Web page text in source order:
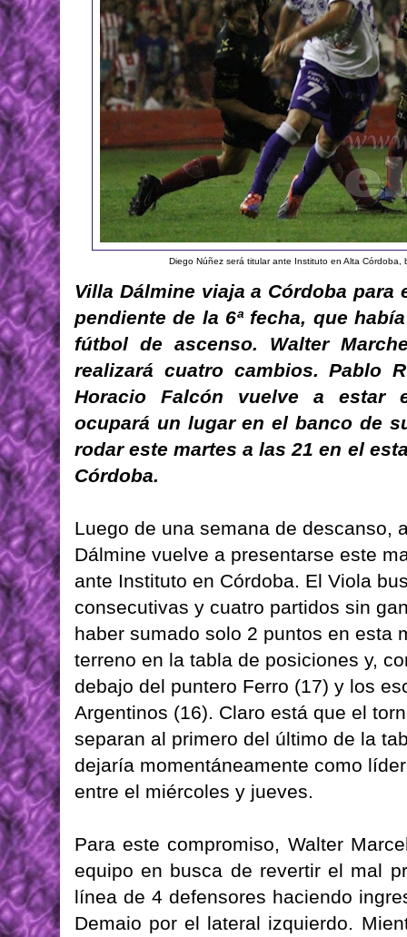
Diego Núñez será titular ante Instituto en Alta
Villa Dálmine viaja a Córdoba
pendiente de la 6ª fecha, que
fútbol de ascenso. Walter
realizará cuatro cambios. Pablo
Horacio Falcón vuelve a estar
ocupará un lugar en el banco de
rodar este martes a las 21 en el
Córdoba.
Luego de una semana de descanso,
Dálmine vuelve a presentarse este
ante Instituto en Córdoba. El Viola
consecutivas y cuatro partidos sin
haber sumado solo 2 puntos en esta
terreno en la tabla de posiciones y,
debajo del puntero Ferro (17) y los
Argentinos (16). Claro está que el
separan al primero del último de la
dejaría momentáneamente como
entre el miércoles y jueves.
Para este compromiso, Walter
equipo en busca de revertir el mal
línea de 4 defensores haciendo
Demaio por el lateral izquierdo.